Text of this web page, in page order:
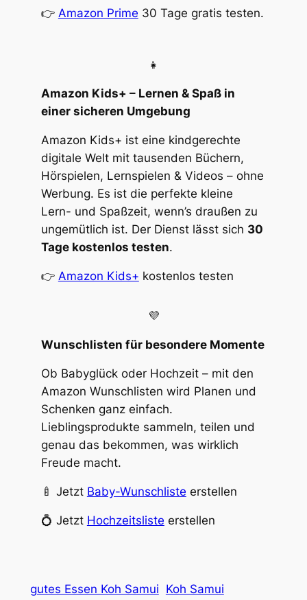
👉 Amazon Prime 30 Tage gratis testen.
👧
Amazon Kids+ – Lernen & Spaß in
einer sicheren Umgebung
Amazon Kids+ ist eine kindgerechte
digitale Welt mit tausenden Büchern,
Hörspielen, Lernspielen & Videos – ohne
Werbung. Es ist die perfekte kleine
Lern- und Spaßzeit, wenn’s draußen zu
ungemütlich ist. Der Dienst lässt sich 30
Tage kostenlos testen.
👉 Amazon Kids+ kostenlos testen
💜
Wunschlisten für besondere Momente
Ob Babyglück oder Hochzeit – mit den
Amazon Wunschlisten wird Planen und
Schenken ganz einfach.
Lieblingsprodukte sammeln, teilen und
genau das bekommen, was wirklich
Freude macht.
🍼 Jetzt Baby-Wunschliste erstellen
💍 Jetzt Hochzeitsliste erstellen
gutes Essen Koh Samui Koh Samui